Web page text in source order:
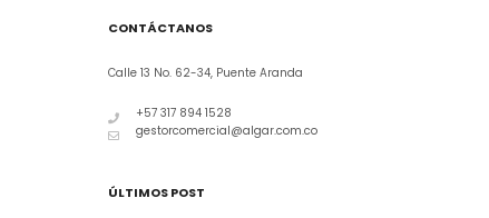
CONTÁCTANOS
Calle 13 No. 62-34, Puente Aranda
+57 317 894 1528
gestorcomercial@algar.com.co
ÚLTIMOS POST